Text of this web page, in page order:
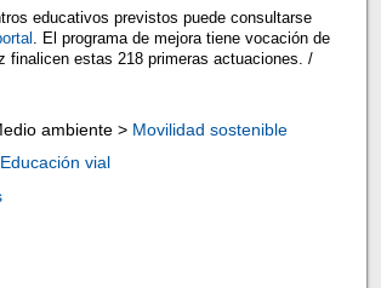
educativos previstos puede consultarse
. El programa de mejora tiene vocación de
finalicen estas 218 primeras actuaciones. /
ambiente > Movilidad sostenible
Educación vial